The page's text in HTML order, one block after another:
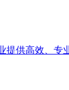
供高效、